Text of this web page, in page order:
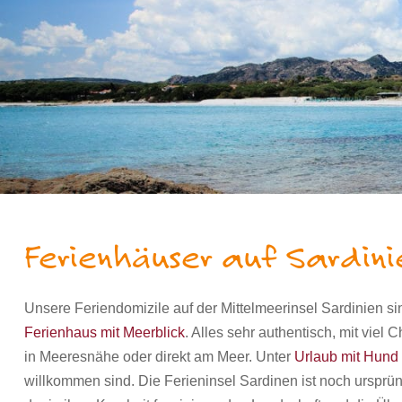
Ferienhäuser auf
Unsere Feriendomizile auf der Mittelmeerinsel Sardinien
Ferienhaus mit Meerblick. Alles sehr authentisch, mit viel
in Meeresnähe oder direkt am Meer. Unter Urlaub mit
willkommen sind. Die Ferieninsel Sardinen ist noch